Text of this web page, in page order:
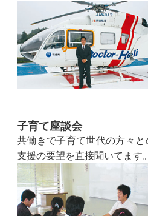
子育て座談会
共働きで子育て世代の方々
支援の要望を直接聞いてます。